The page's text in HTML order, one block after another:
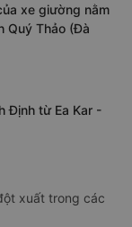
xe giường nằm
Quý Thảo (Đà
Định từ Ea Kar -
xuất trong các